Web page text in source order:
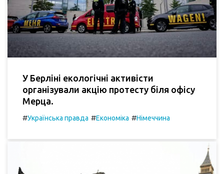
У Берліні екологічні активісти
організували акцію протесту біля офісу
Мерца.
#Українська правда #Економіка #Німеччина